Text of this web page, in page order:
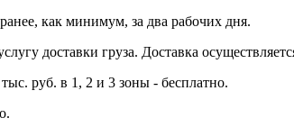
как минимум, за два рабочих дня.
доставки груза. Доставка
руб. в 1, 2 и 3 зоны - бесплатно.